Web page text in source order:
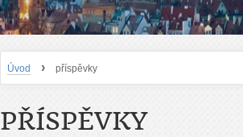
Úvod › příspěvky
PŘÍSPĚVKY